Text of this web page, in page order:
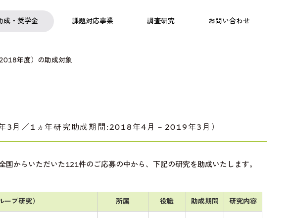
成・奨学金 課題対応事業 調査研究 お問い合わせ
流
ム 社会啓発事業 プログラム こども研究所
年度）の助成対象
3月／1ヵ年研究助成期間:2018年4月－2019年3月）
からいただいた121件のご応募の中から、下記の研究を助成いたします。
プ研究） 所属 役職 助成期間 研究内容